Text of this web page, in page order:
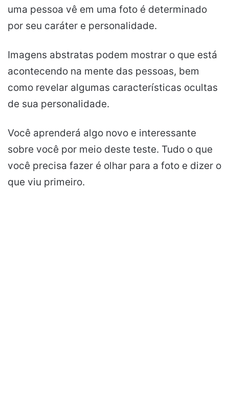
uma pessoa vê em uma foto é determinado
por seu caráter e personalidade.
Imagens abstratas podem mostrar o que está
acontecendo na mente das pessoas, bem
como revelar algumas características ocultas
de sua personalidade.
Você aprenderá algo novo e interessante
sobre você por meio deste teste. Tudo o que
você precisa fazer é olhar para a foto e dizer o
que viu primeiro.